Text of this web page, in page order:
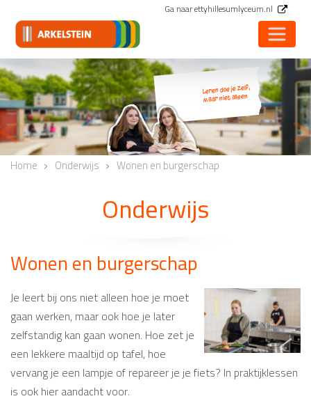
Ga naar ettyhillesumlyceum.nl
Leren doe je zelf,
maar niet alleen
Vorige
Home Onderwijs Wonen en burgerschap
Onderwijs
Wonen en burgerschap
Je leert bij ons niet alleen hoe je moet
gaan werken, maar ook hoe je later
zelfstandig kan gaan wonen. Hoe zet je
een lekkere maaltijd op tafel, hoe
vervang je een lampje of repareer je je fiets? In praktijklessen
is ook hier aandacht voor.